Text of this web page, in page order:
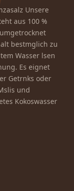
Unsere
aus 100 %
bestmglich zu
Wasser lsen
Es eignet
Getrnks oder
und
Kokoswasser